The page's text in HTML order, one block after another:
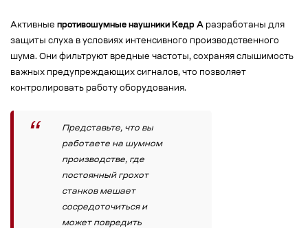
Активные противошумные наушники Кедр А разработаны для
защиты слуха в условиях интенсивного производственного
шума. Они фильтруют вредные частоты, сохраняя слышимость
важных предупреждающих сигналов, что позволяет
контролировать работу оборудования.
Представьте, что вы
работаете на шумном
производстве, где
постоянный грохот
станков мешает
сосредоточиться и
может повредить